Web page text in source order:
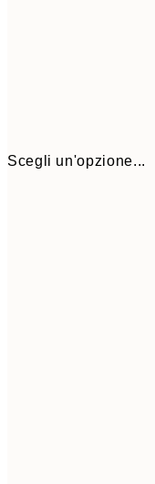
Scegli un'opzione...